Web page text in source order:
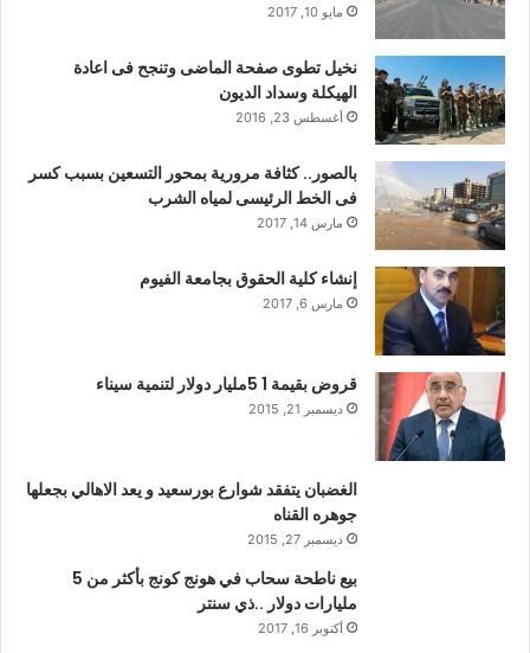
مايو 10, 2017
نخيل تطوى صفحة الماضى وتنجح فى اعادة
الهيكلة وسداد الديون
أغسطس 23, 2016
بالصور.. كثافة مرورية بمحور التسعين بسبب كسر
فى الخط الرئيسى لمياه الشرب
مارس 14, 2017
إنشاء كلية الحقوق بجامعة الفيوم
مارس 6, 2017
قروض بقيمة 1 5مليار دولار لتنمية سيناء
ديسمبر 21, 2015
الغضبان يتفقد شوارع بورسعيد و يعد الاهالي بجعلها
جوهره القناه
ديسمبر 27, 2015
بيع ناطحة سحاب في هونج كونج بأكثر من 5
مليارات دولار ..ذي سنتر
أكتوبر 16, 2017